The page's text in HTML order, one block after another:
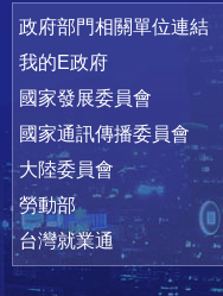
政府部門相關單位連結
我的E政府
國家發展委員會
國家通訊傳播委員會
大陸委員會
勞動部
台灣就業通